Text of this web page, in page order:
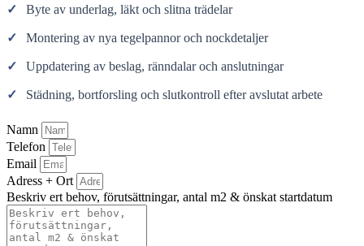
✓ Byte av underlag, läkt och slitna trädelar
✓ Montering av nya tegelpannor och nockdetaljer
✓ Uppdatering av beslag, ränndalar och anslutningar
✓ Städning, bortforsling och slutkontroll efter avslutat arbete
Namn
Telefon
Email
Adress + Ort
Beskriv ert behov, förutsättningar, antal m2 & önskat startdatum